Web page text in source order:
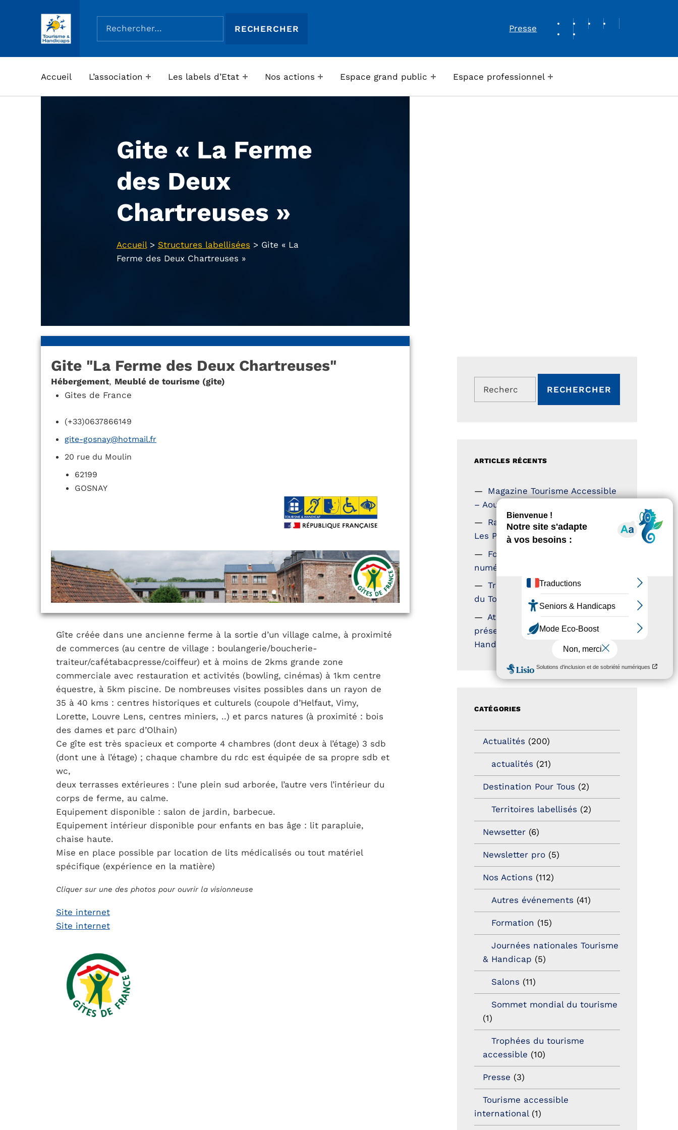
ASSOCIATION TOURISME ET HANDICAPS
Rechercher :
Presse
REVUE DE PRESSE
Accueil L’association Les labels d’Etat Nos actions Espace grand public Espace professionnel
Gite « La Ferme
des Deux
Chartreuses »
Accueil> Structures labellisées > Gite « La
Ferme des Deux Chartreuses »
Gite "La Ferme des Deux Chartreuses"
Hébergement, Meublé de tourisme (gite)
Gites de France
(+33)0637866149
gite-gosnay@hotmail.fr
20 rue du Moulin
62199
GOSNAY
Gîte créée dans une ancienne ferme à la sortie d’un village calme, à proximité
de commerces (au centre de village : boulangerie/boucherie-
traiteur/cafétabacpresse/coiffeur) et à moins de 2kms grande zone
commerciale avec restauration et activités (bowling, cinémas) à 1km centre
équestre, à 5km piscine. De nombreuses visites possibles dans un rayon de
35 à 40 kms : centres historiques et culturels (coupole d’Helfaut, Vimy,
Lorette, Louvre Lens, centres miniers, ..) et parcs natures (à proximité : bois
des dames et parc d’Olhain)
Ce gîte est très spacieux et comporte 4 chambres (dont deux à l’étage) 3 sdb
(dont une à l’étage) ; chaque chambre du rdc est équipée de sa propre sdb et
wc,
deux terrasses extérieures : l’une plein sud arborée, l’autre vers l’intérieur du
corps de ferme, au calme.
Equipement disponible : salon de jardin, barbecue.
Equipement intérieur disponible pour enfants en bas âge : lit parapluie,
chaise haute.
Mise en place possible par location de lits médicalisés ou tout matériel
spécifique (expérience en la matière)
Cliquer sur une des photos pour ouvrir la visionneuse
Site internet
Site internet
Rechercher :
ARTICLES RÉCENTS
Magazine Tourisme Accessible
– Aout 2026
Rallye Aicha des Gazelles –
Les Petillantes
Formation Communication
numérique
Trophées Horizons – Acteurs
du Tourisme Durable
Atout France – flyer
présentation label Tourisme &
Handicap
CATÉGORIES
Actualités (200)
actualités (21)
Destination Pour Tous (2)
Territoires labellisés (2)
Newsetter (6)
Newsletter pro (5)
Nos Actions (112)
Autres événements (41)
Formation (15)
Journées nationales Tourisme
& Handicap (5)
Salons (11)
Sommet mondial du tourisme
(1)
Trophées du tourisme
accessible (10)
Presse (3)
Tourisme accessible
international(1)